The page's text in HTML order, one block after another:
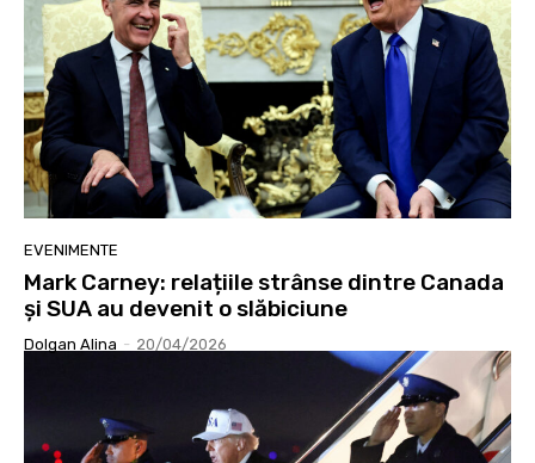
EVENIMENTE
Mark Carney: relațiile strânse dintre Canada
și SUA au devenit o slăbiciune
Dolgan Alina - 20/04/2026